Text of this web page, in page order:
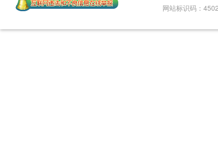
网站标识码：